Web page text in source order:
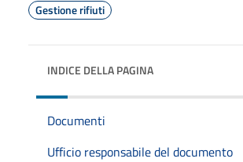
Gestione rifiuti
INDICE DELLA PAGINA
Documenti
Ufficio responsabile del documento